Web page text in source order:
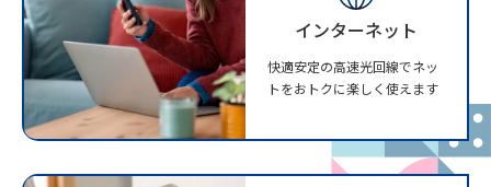
インターネット
快適安定の高速光回線でネッ
トをおトクに楽しく使えます